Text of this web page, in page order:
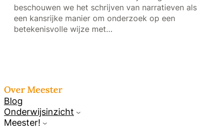
beschouwen we het schrijven van narratieven als
een kansrijke manier om onderzoek op een
betekenisvolle wijze met…
Over Meester
Blog
Onderwijsinzicht
Meester!